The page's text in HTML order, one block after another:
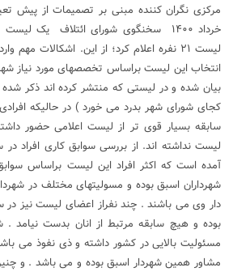
لیست ۲۱ نفره اعلام کرد؛ از این. اشکالات
انتخاب این لیست براساس تخصصهای مورد نیاز
بیان شده و در لیستی که منتشر کرده اند ذکر شده
کجای شورای شهر بدرد می خورد ) در حالیکه
سابقه بسیار قوی تر از لیست اعلامی حضور
لیست نداشته اند. از بررسی سوابق کاری افراد
آمده است که اکثر افراد این لیست براساس
شهرداران اسبق بوده و مسولیتهای مختلف در
دار وی می باشند . چند نفراز اعضای لیست نیز در
بوده و هیچ سابقه مرتبط از انان بدست نیامد .
مسئولیت بالایی در کشور داشته و ذی نفوذ می باشد
مشاور همین شهردار اسبق بوده و می باشد . و